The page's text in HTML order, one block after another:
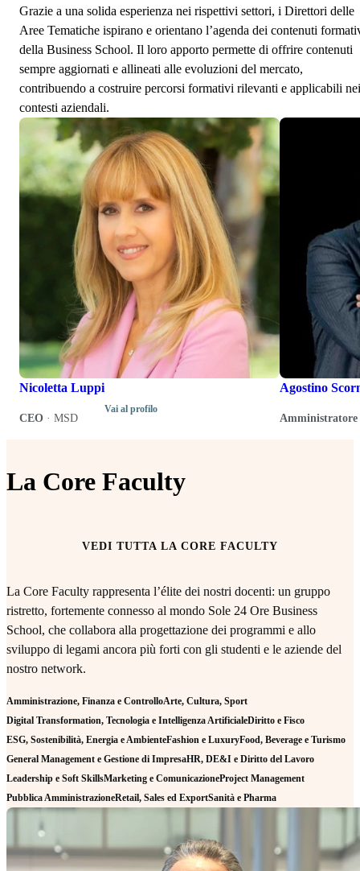
Grazie a una solida esperienza nei rispettivi settori, i Direttori delle
Aree Tematiche ispirano e orientano l’agenda dei contenuti
della Business School. Il loro apporto permette di offrire contenuti
sempre aggiornati e allineati alle evoluzioni del mercato,
contribuendo a costruire percorsi formativi rilevanti e applicabili nei
contesti aziendali.
Nicoletta Luppi
CEO · MSD
Vai al profilo
Agostino
Amministratore
La Core Faculty
VEDI TUTTA LA CORE FACULTY
La Core Faculty rappresenta l’élite dei nostri docenti: un gruppo
ristretto, fortemente connesso al mondo Sole 24 Ore Business
School, che collabora alla progettazione dei programmi e allo
sviluppo di legami ancora più forti con gli studenti e le aziende del
nostro network.
Amministrazione, Finanza e ControlloArte, Cultura, Sport
Digital Transformation, Tecnologia e Intelligenza ArtificialeDiritto e Fisco
ESG, Sostenibilità, Energia e AmbienteFashion e LuxuryFood, Beverage e Turismo
General Management e Gestione di ImpresaHR, DE&I e Diritto del Lavoro
Leadership e Soft SkillsMarketing e ComunicazioneProject Management
Pubblica AmministrazioneRetail, Sales ed ExportSanità e Pharma